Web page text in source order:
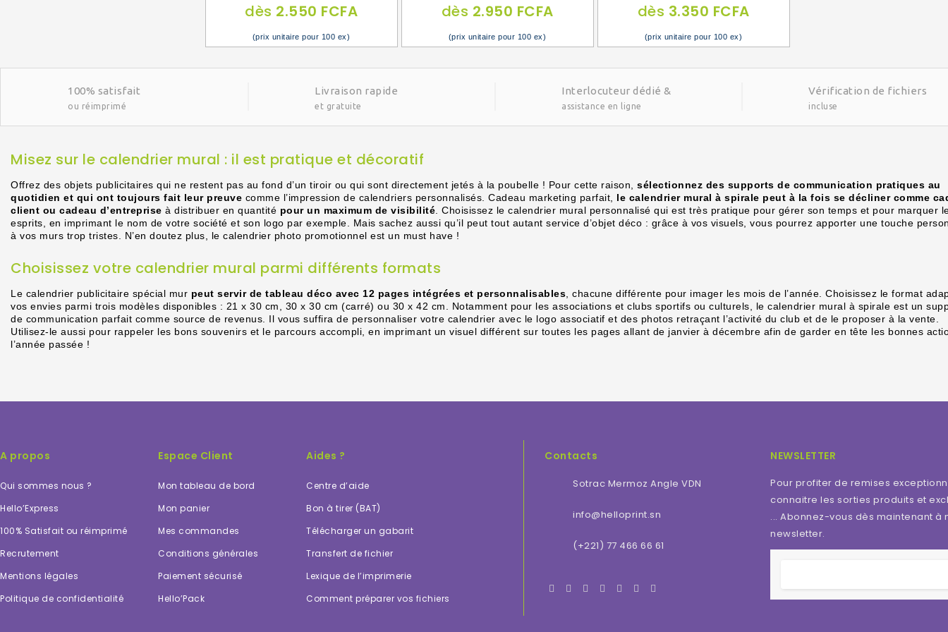
dès 2.550 FCFA
(prix unitaire pour 100 ex)
dès 2.950 FCFA
(prix unitaire pour 100 ex)
dès 3.350 FCFA
(prix unitaire pour 100 ex)
100% satisfait
ou réimprimé
Livraison rapide
et gratuite
Interlocuteur dédié &
assistance en ligne
Vérification de fichiers
incluse
Misez sur le calendrier mural : il est pratique et décoratif
Offrez des objets publicitaires qui ne restent pas au fond d’un tiroir ou qui sont directement jetés à la poubelle ! Pour cette raison, sélectionnez des supports de communication pratiques au
quotidien et qui ont toujours fait leur preuve comme l’impression de calendriers personnalisés. Cadeau marketing parfait, le calendrier mural à spirale peut à la fois se décliner comme
client ou cadeau d’entreprise à distribuer en quantité pour un maximum de visibilité . Choisissez le calendrier mural personnalisé qui est très pratique pour gérer son temps et pour marquer
esprits, en imprimant le nom de votre société et son logo par exemple. Mais sachez aussi qu’il peut tout autant service d’objet déco : grâce à vos visuels, vous pourrez apporter une touche
à vos murs trop tristes. N’en doutez plus, le calendrier photo promotionnel est un must have !
Choisissez votre calendrier mural parmi différents formats
Le calendrier publicitaire spécial mur peut servir de tableau déco avec 12 pages intégrées et personnalisables , chacune différente pour imager les mois de l’année. Choisissez le format
vos envies parmi trois modèles disponibles : 21 x 30 cm, 30 x 30 cm (carré) ou 30 x 42 cm. Notamment pour les associations et clubs sportifs ou culturels, le calendrier mural à spirale est un
de communication parfait comme source de revenus. Il vous suffira de personnaliser votre calendrier avec le logo associatif et des photos retraçant l’activité du club et de le proposer à la vente.
Utilisez-le aussi pour rappeler les bons souvenirs et le parcours accompli, en imprimant un visuel différent sur toutes les pages allant de janvier à décembre afin de garder en tête les bonnes
l’année passée !
A propos
Qui sommes nous ?
Hello’Express
100% Satisfait ou réimprimé
Recrutement
Mentions légales
Politique de confidentialité
Espace Client
Mon tableau de bord
Mon panier
Mes commandes
Conditions générales
Paiement sécurisé
Hello’Pack
Aides ?
Centre d’aide
Bon à tirer (BAT)
Télécharger un gabarit
Transfert de fichier
Lexique de l’imprimerie
Comment préparer vos fichiers
Contacts
Sotrac Mermoz Angle VDN
info@helloprint.sn
(+221) 77 466 66 61
NEWSLETTER
Pour profiter de remises
connaitre les sorties produits et
... Abonnez-vous dès maintenant à
newsletter.